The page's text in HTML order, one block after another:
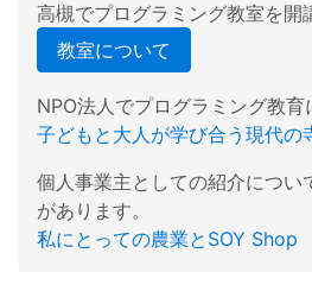
高槻でプログラミング教室を開
教室について
NPO法人でプログラミング教育
子どもと大人が学び合う現代
個人事業主としての紹介につい
があります。
私にとっての農業とSOY Shop